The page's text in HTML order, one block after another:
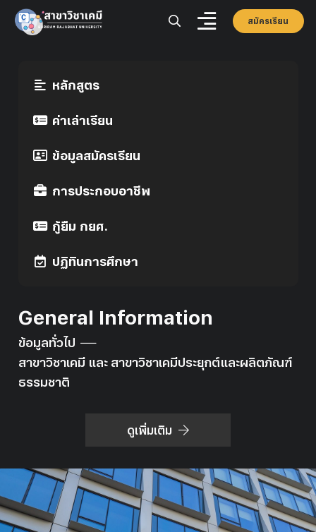
สมัครเรียน
หลักสูตร
ค่าเล่าเรียน
ข้อมูลสมัครเรียน
การประกอบอาชีพ
กู้ยืม กยศ.
ปฏิทินการศึกษา
General Information
ข้อมูลทั่วไป
สาขาวิชาเคมี และ สาขาวิชาเคมีประยุกต์และผลิตภัณฑ์
ธรรมชาติ
ดูเพิ่มเติม